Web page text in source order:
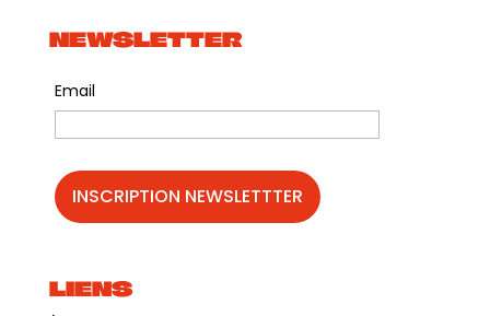
NEWSLETTER
Email
LIENS